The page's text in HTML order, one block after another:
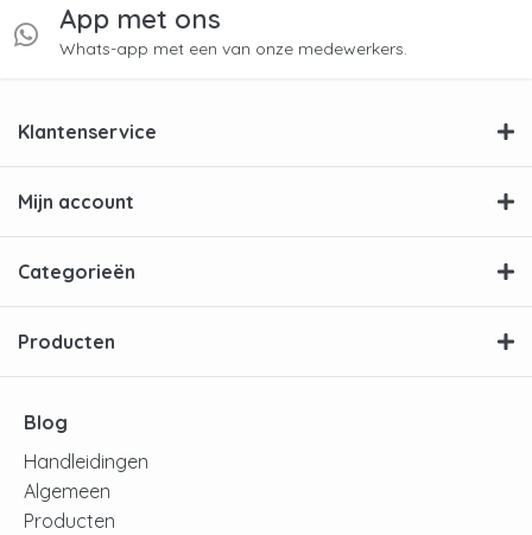
App met ons
Whats-app met een van onze medewerkers.
Klantenservice
Mijn account
Categorieën
Producten
Blog
Handleidingen
Algemeen
Producten